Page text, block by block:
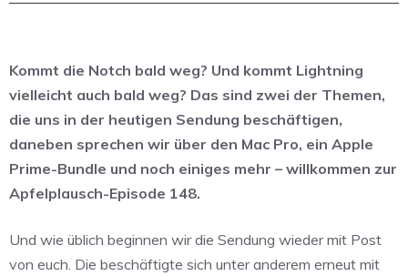
Kommt die Notch bald weg? Und kommt Lightning
vielleicht auch bald weg? Das sind zwei der Themen,
die uns in der heutigen Sendung beschäftigen,
daneben sprechen wir über den Mac Pro, ein Apple
Prime-Bundle und noch einiges mehr – willkommen zur
Apfelplausch-Episode 148.
Und wie üblich beginnen wir die Sendung wieder mit Post
von euch. Die beschäftigte sich unter anderem erneut mit